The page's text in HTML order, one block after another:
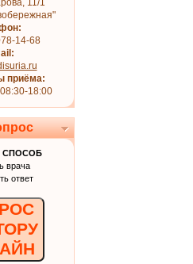
11/1
14-68
приёма:
18:00
СПОСОБ
врача
ответ